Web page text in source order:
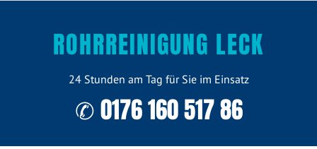
ROHRREINIGUNG LECK
24 Stunden am Tag für Sie im Einsatz
✆ 0176 160 517 86